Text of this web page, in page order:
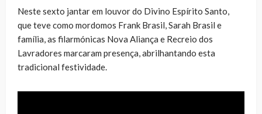
Neste sexto jantar em louvor do Divino Espírito Santo,
que teve como mordomos Frank Brasil, Sarah Brasil e
família, as filarmónicas Nova Aliança e Recreio dos
Lavradores marcaram presença, abrilhantando esta
tradicional festividade.